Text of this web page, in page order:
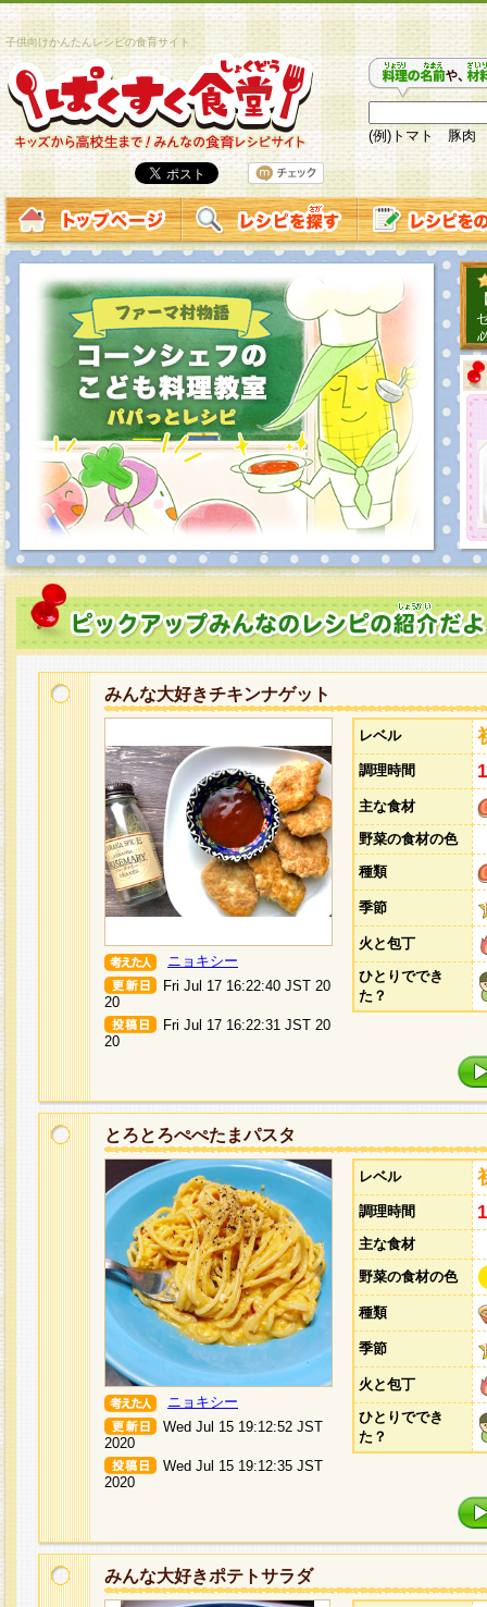
子供向けかんたんレシピの食育サイト
(例)トマト 豚肉
みんな大好きチキンナゲット
ニョキシー
Fri Jul 17 16:22:40 JST 20
20
Fri Jul 17 16:22:31 JST 20
20
レベル
調理時間
主な食材
野菜の食材の色
種類
季節
火と包丁
ひとりででき
た？
とろとろぺぺたまパスタ
ニョキシー
Wed Jul 15 19:12:52 JST
2020
Wed Jul 15 19:12:35 JST
2020
レベル
調理時間
主な食材
野菜の食材の色
種類
季節
火と包丁
ひとりででき
た？
みんな大好きポテトサラダ